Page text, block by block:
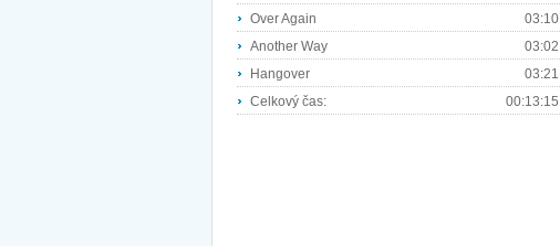
Over Again
03:10
Another Way
03:02
Hangover
03:21
Celkový čas:
00:13:15